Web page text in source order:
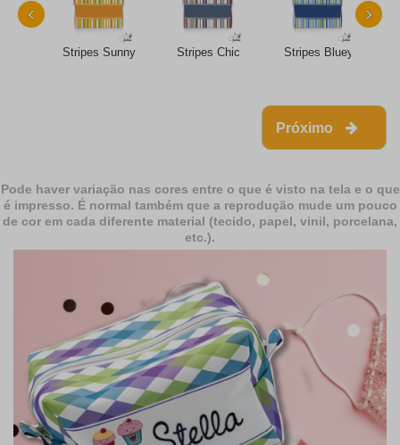
Stripes Sunny Stripes Chic Stripes Bluey
‹ ›
Próximo
Pode haver variação nas cores entre o que é visto na tela e o que
é impresso. É normal também que a reprodução mude um pouco
de cor em cada diferente material (tecido, papel, vinil, porcelana,
etc.).